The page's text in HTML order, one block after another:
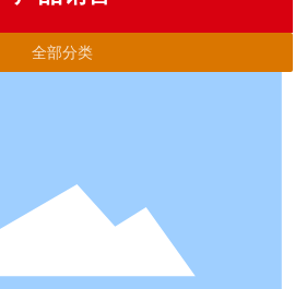
全部分类